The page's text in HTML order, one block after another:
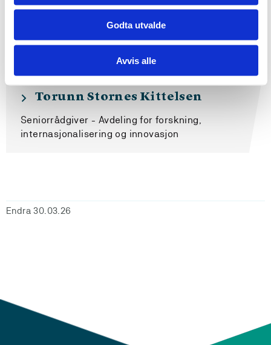
Godta utvalde
Avvis alle
Torunn Stornes Kittelsen
Seniorrådgiver - Avdeling for forskning,
internasjonalisering og innovasjon
Endra 30.03.26